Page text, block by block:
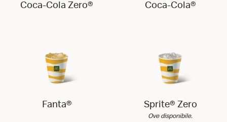
Coca-Cola Zero® Coca-Cola®
Fanta® Sprite® Zero
Ove disponibile.